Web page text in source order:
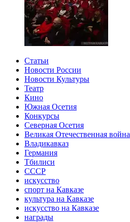
Статьи
Новости России
Новости Культуры
Театр
Кино
Южная Осетия
Конкурсы
Северная Осетия
Великая Отечественная война
Владикавказ
Германия
Тбилиси
СССР
искусство
спорт на Кавказе
культура на Кавказе
искусство на Кавказе
награды